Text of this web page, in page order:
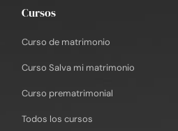
Cursos
Curso de matrimonio
Curso Salva mi matrimonio
Curso prematrimonial
Todos los cursos